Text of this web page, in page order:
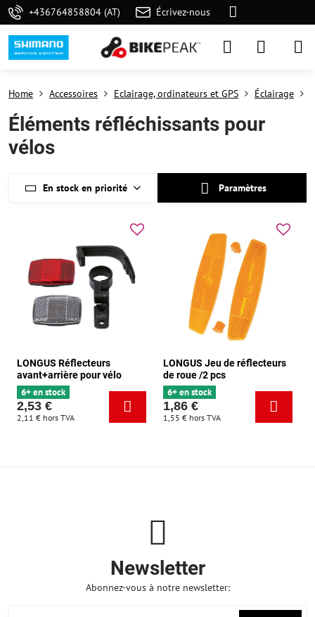
+436764858804 (AT) Écrivez-nous
Home Accessoires Eclairage, ordinateurs et GPS Éclairage
Éléments réfléchissants pour
vélos
En stock en priorité Paramètres
LONGUS Réflecteurs
avant+arrière pour vélo
6+ en stock
2,53 €
2,11 € hors TVA
LONGUS Jeu de réflecteurs
de roue /2 pcs
6+ en stock
1,86 €
1,55 € hors TVA
Newsletter
Abonnez-vous à notre newsletter: